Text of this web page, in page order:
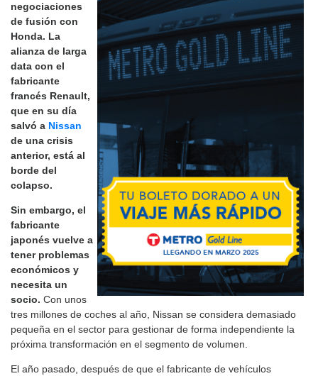
negociaciones
de fusión con
Honda. La
alianza de larga
data con el
fabricante
francés Renault,
que en su día
salvó a Nissan
de una crisis
anterior, está al
borde del
colapso.
Sin embargo, el
fabricante
japonés vuelve a
tener problemas
económicos y
necesita un
socio. Con unos
tres millones de coches al año, Nissan se considera demasiado
pequeña en el sector para gestionar de forma independiente la
próxima transformación en el segmento de volumen.
El año pasado, después de que el fabricante de vehículos